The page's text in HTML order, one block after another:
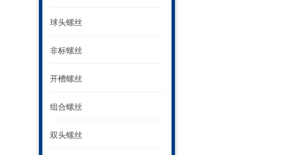
球头螺丝
非标螺丝
开槽螺丝
组合螺丝
双头螺丝